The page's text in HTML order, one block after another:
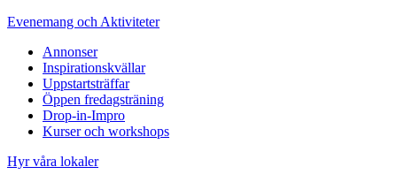
Evenemang och Aktiviteter
Annonser
Inspirationskvällar
Uppstartsträffar
Öppen fredagsträning
Drop-in-Impro
Kurser och workshops
Hyr våra lokaler